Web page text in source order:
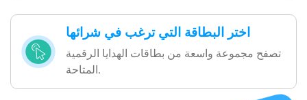
اختر البطاقة التي ترغب في شرائها
تصفح مجموعة واسعة من بطاقات الهدايا الرقمية
المتاحة.